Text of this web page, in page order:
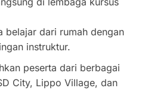
belajar dari rumah dengan
instruktur.
peserta dari berbagai
City, Lippo Village, dan